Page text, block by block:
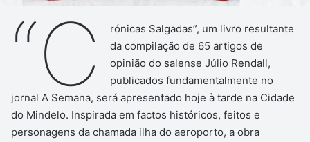
“C
rónicas Salgadas”, um livro resultante
da compilação de 65 artigos de
opinião do salense Júlio Rendall,
publicados fundamentalmente no
jornal A Semana, será apresentado hoje à tarde na Cidade
do Mindelo. Inspirada em factos históricos, feitos e
personagens da chamada ilha do aeroporto, a obra